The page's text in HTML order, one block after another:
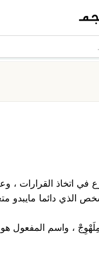
في اتخاذ القرارات ،
الذي دائما مايبدو
، واسم المفعول هو